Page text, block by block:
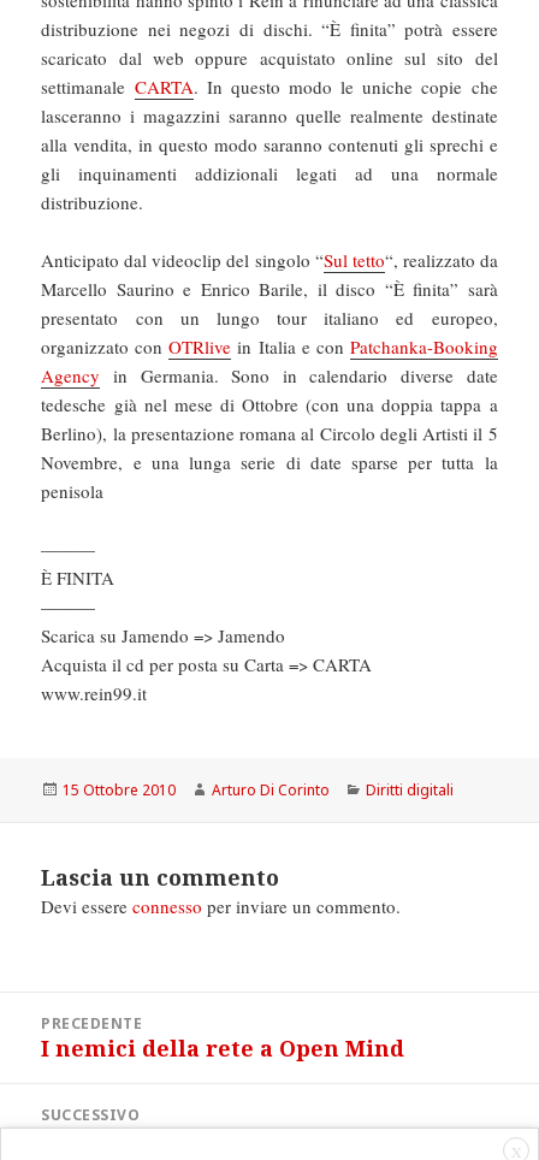
distribuzione nei negozi di dischi. “È finita” potrà essere
scaricato dal web oppure acquistato online sul sito del
settimanale CARTA. In questo modo le uniche copie che
lasceranno i magazzini saranno quelle realmente destinate
alla vendita, in questo modo saranno contenuti gli sprechi e
gli inquinamenti addizionali legati ad una normale
distribuzione.
Anticipato dal videoclip del singolo “Sul tetto“, realizzato da
Marcello Saurino e Enrico Barile, il disco “È finita” sarà
presentato con un lungo tour italiano ed europeo,
organizzato conOTRlive in Italia e con Patchanka-Booking
Agency in Germania. Sono in calendario diverse date
tedesche già nel mese di Ottobre (con una doppia tappa a
Berlino), la presentazione romana al Circolo degli Artisti il 5
Novembre, e una lunga serie di date sparse per tutta la
penisola
———
È FINITA
———
Scarica su Jamendo => Jamendo
Acquista il cd per posta su Carta => CARTA
www.rein99.it
Scritto
15 Ottobre 2010 Autore
Arturo Di Corinto Categorie
Diritti digitali
Lascia un commento
Devi essereconnesso per inviare un commento.
articoliPRECEDENTE
Articolo
I nemici della rete a Open Mind
SUCCESSIVO
X